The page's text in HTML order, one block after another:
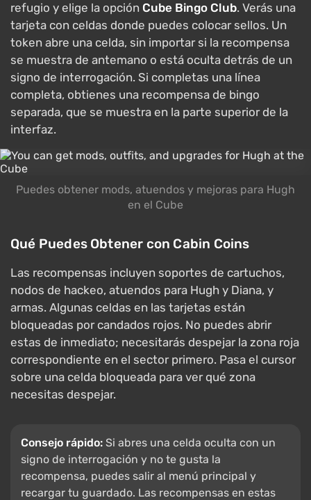
refugio y elige la opción Cube Bingo Club. Verás una
tarjeta con celdas donde puedes colocar sellos. Un
token abre una celda, sin importar si la recompensa
se muestra de antemano o está oculta detrás de un
signo de interrogación. Si completas una línea
completa, obtienes una recompensa de bingo
separada, que se muestra en la parte superior de la
interfaz.
Puedes obtener mods, atuendos y mejoras para Hugh
en el Cube
Qué Puedes Obtener con Cabin Coins
Las recompensas incluyen soportes de cartuchos,
nodos de hackeo, atuendos para Hugh y Diana, y
armas. Algunas celdas en las tarjetas están
bloqueadas por candados rojos. No puedes abrir
estas de inmediato; necesitarás despejar la zona roja
correspondiente en el sector primero. Pasa el cursor
sobre una celda bloqueada para ver qué zona
necesitas despejar.
Consejo rápido: Si abres una celda oculta con un
signo de interrogación y no te gusta la
recompensa, puedes salir al menú principal y
recargar tu guardado. Las recompensas en estas